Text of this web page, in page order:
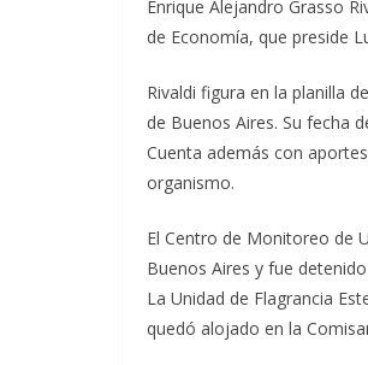
Enrique Alejandro Grasso
de Economía, que preside
Rivaldi figura en la planilla
de Buenos Aires. Su fecha
Cuenta además con
organismo.
El Centro de Monitoreo de
Buenos Aires y fue
La Unidad de Flagrancia
quedó alojado en la